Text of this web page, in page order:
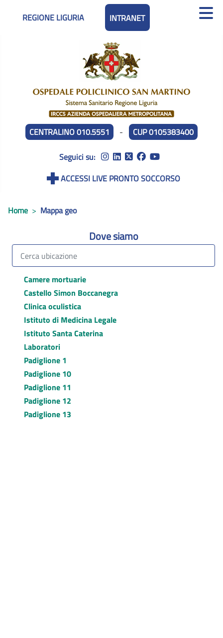
REGIONE LIGURIA INTRANET
CENTRALINO 010.5551 - CUP 0105383400
Seguici su:
ACCESSI LIVE PRONTO SOCCORSO
Home Mappa geo
Dove siamo
Camere mortuarie
Castello Simon Boccanegra
Clinica oculistica
Istituto di Medicina Legale
Istituto Santa Caterina
Laboratori
Padiglione 1
Padiglione 10
Padiglione 11
Padiglione 12
Padiglione 13